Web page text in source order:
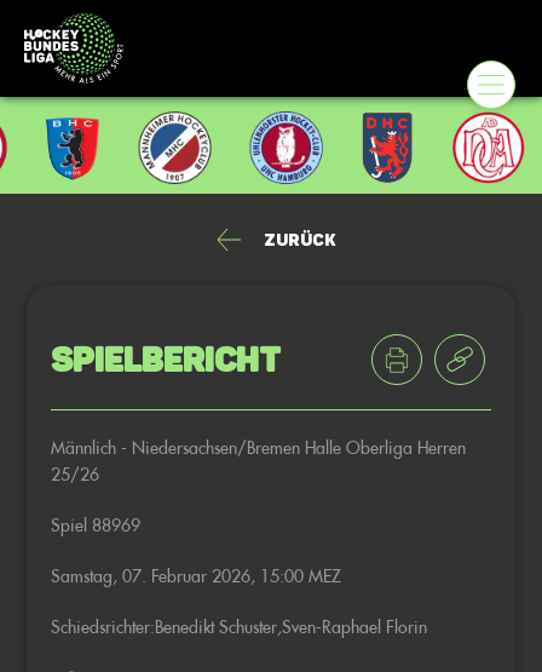
Zurück
Spielbericht
Männlich - Niedersachsen/Bremen Halle Oberliga Herren
25/26
Spiel 88969
Samstag, 07. Februar 2026, 15:00 MEZ
Schiedsrichter:Benedikt Schuster,Sven-Raphael Florin